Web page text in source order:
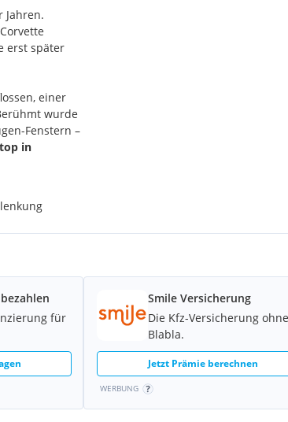
Jahren.
erst später
einer
wurde
Fenstern –
in
Weiß
letzten
wird der
der für
für
Smile Versicherung
Die Kfz-Versicherung ohne
Blabla.
Jetzt Prämie berechnen
WERBUNG